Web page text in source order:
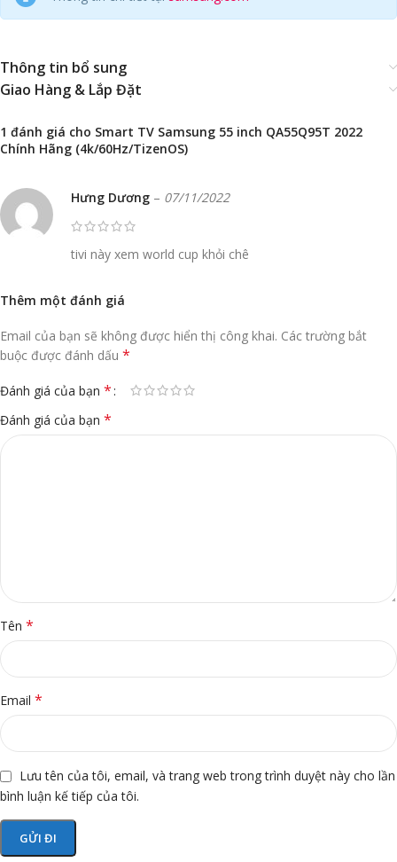
Thông tin bổ sung
Giao Hàng & Lắp Đặt
1 đánh giá cho Smart TV Samsung 55 inch QA55Q95T 2022
Chính Hãng (4k/60Hz/TizenOS)
Hưng Dương – 07/11/2022
tivi này xem world cup khỏi chê
Thêm một đánh giá
Email của bạn sẽ không được hiển thị công khai. Các trường bắt
buộc được đánh dấu *
Đánh giá của bạn *
Đánh giá của bạn *
Tên *
Email *
Lưu tên của tôi, email, và trang web trong trình duyệt này cho lần
bình luận kế tiếp của tôi.